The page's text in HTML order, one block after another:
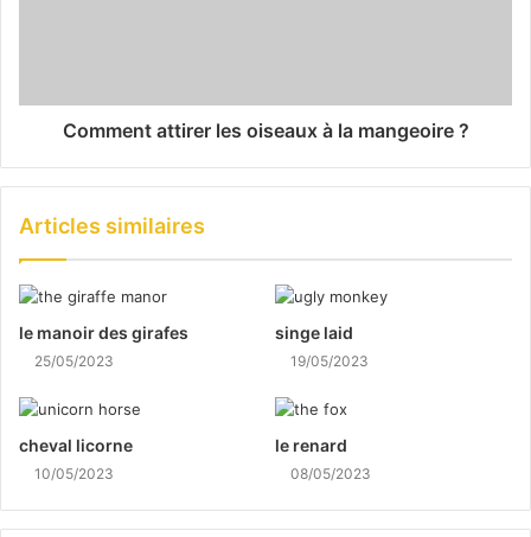
Comment attirer les oiseaux à la mangeoire ?
Articles similaires
le manoir des girafes
25/05/2023
singe laid
19/05/2023
cheval licorne
10/05/2023
le renard
08/05/2023